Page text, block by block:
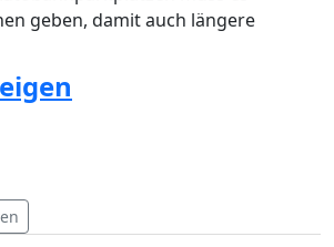
geben, damit auch längere
unabhängig durch Deutschland
Stromanschlüsse stehen
ist es jedoch erforderlich, dass
Rahmenbedingungen schafft,